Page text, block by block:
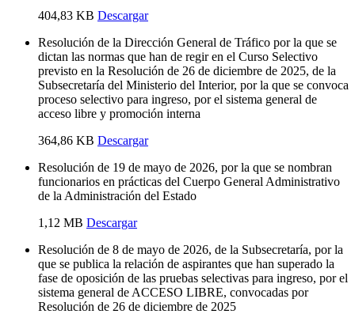
404,83 KB Descargar
Resolución de la Dirección General de Tráfico por la que se
dictan las normas que han de regir en el Curso Selectivo
previsto en la Resolución de 26 de diciembre de 2025, de la
Subsecretaría del Ministerio del Interior, por la que se convoca
proceso selectivo para ingreso, por el sistema general de
acceso libre y promoción interna
364,86 KB Descargar
Resolución de 19 de mayo de 2026, por la que se nombran
funcionarios en prácticas del Cuerpo General Administrativo
de la Administración del Estado
1,12 MB Descargar
Resolución de 8 de mayo de 2026, de la Subsecretaría, por la
que se publica la relación de aspirantes que han superado la
fase de oposición de las pruebas selectivas para ingreso, por el
sistema general de ACCESO LIBRE, convocadas por
Resolución de 26 de diciembre de 2025